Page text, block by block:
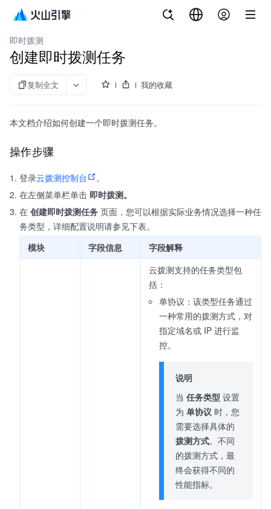
云拨测
即时拨测
创建即时拨测任务
复制全文 我的收藏
本文档介绍如何创建一个即时拨测任务。
操作步骤
登录云拨测控制台
。
在左侧菜单栏单击 即时拨测。
在 创建即时拨测任务 页面，您可以根据实际业务情况选择一种任
务类型，详细配置说明请参见下表。
模块
字段信息 字段解释
云拨测支持的任务类型包
括：
单协议：该类型任务通过
一种常用的拨测方式，对
指定域名或 IP 进行监
控。
说明
当 任务类型 设置
为 单协议 时，您
需要选择具体的
拨测方式。不同
的拨测方式，最
终会获得不同的
性能指标。